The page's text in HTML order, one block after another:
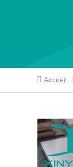
Accueil